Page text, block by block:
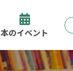
本のイベント